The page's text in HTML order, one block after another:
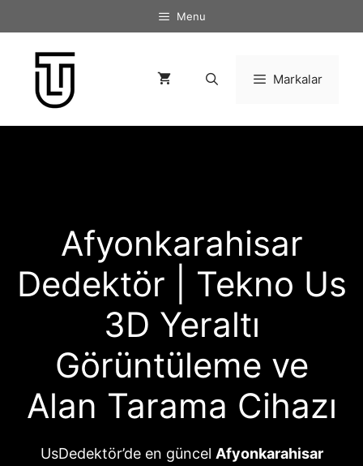
atla
Menu
Markalar
Afyonkarahisar
Dedektör | Tekno Us
3D Yeraltı
Görüntüleme ve
Alan Tarama Cihazı
UsDedektör’de en güncel Afyonkarahisar